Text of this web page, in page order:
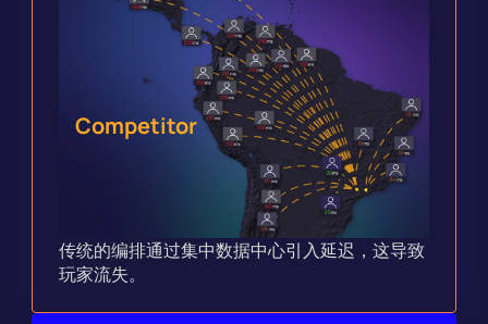
传统的编排通过集中数据中心引入延迟，这导致
玩家流失。
Competitor